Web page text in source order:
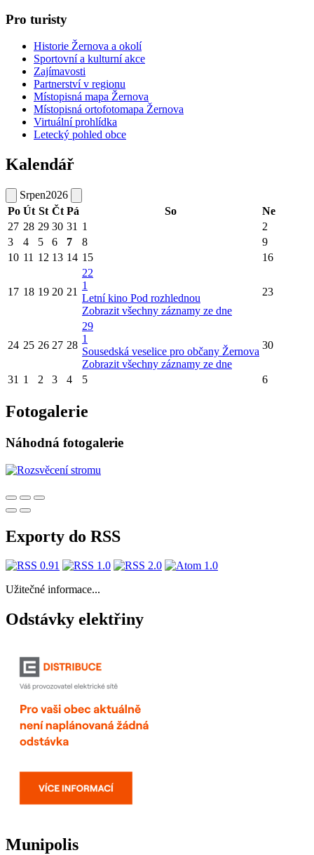
Pro turisty
Historie Žernova a okolí
Sportovní a kulturní akce
Zajímavosti
Partnerství v regionu
Místopisná mapa Žernova
Místopisná ortofotomapa Žernova
Virtuální prohlídka
Letecký pohled obce
Kalendář
Srpen2026
Po Út St Čt Pá So
Ne
27 28 29 30 31 1
2
3
4 5 6 7 8
9
10 11 12 13 14 15 16
17 18 19 20 21
22
1
Letní kino Pod rozhlednou
Zobrazit všechny záznamy ze dne
23
24 25 26 27 28
29
1
Sousedská veselice pro občany Žernova
Zobrazit všechny záznamy ze dne
30
31 1 2 3 4 5 6
Fotogalerie
Náhodná fotogalerie
Exporty do RSS
Užitečné informace...
Odstávky elektřiny
Munipolis